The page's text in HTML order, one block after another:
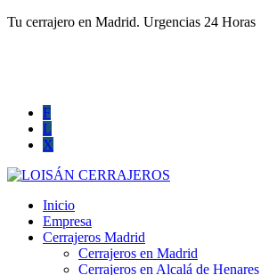
Tu cerrajero en Madrid. Urgencias 24 Horas
F
L
X
Inicio
Empresa
Cerrajeros Madrid
Cerrajeros en Madrid
Cerrajeros en Alcalá de Henares